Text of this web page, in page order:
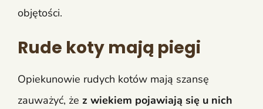
objętości.
Rude koty mają piegi
Opiekunowie rudych kotów mają szansę
zauważyć, że z wiekiem pojawiają się u nich